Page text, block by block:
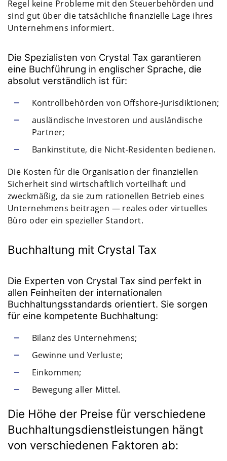
Regel keine Probleme mit den Steuerbehörden und
sind gut über die tatsächliche finanzielle Lage ihres
Unternehmens informiert.
Die Spezialisten von Crystal Tax garantieren
eine Buchführung in englischer Sprache, die
absolut verständlich ist für:
Kontrollbehörden von Offshore-Jurisdiktionen;
ausländische Investoren und ausländische
Partner;
Bankinstitute, die Nicht-Residenten bedienen.
Die Kosten für die Organisation der finanziellen
Sicherheit sind wirtschaftlich vorteilhaft und
zweckmäßig, da sie zum rationellen Betrieb eines
Unternehmens beitragen — reales oder virtuelles
Büro oder ein spezieller Standort.
Buchhaltung mit Crystal Tax
Die Experten von Crystal Tax sind perfekt in
allen Feinheiten der internationalen
Buchhaltungsstandards orientiert. Sie sorgen
für eine kompetente Buchhaltung:
Bilanz des Unternehmens;
Gewinne und Verluste;
Einkommen;
Bewegung aller Mittel.
Die Höhe der Preise für verschiedene
Buchhaltungsdienstleistungen hängt
von verschiedenen Faktoren ab: